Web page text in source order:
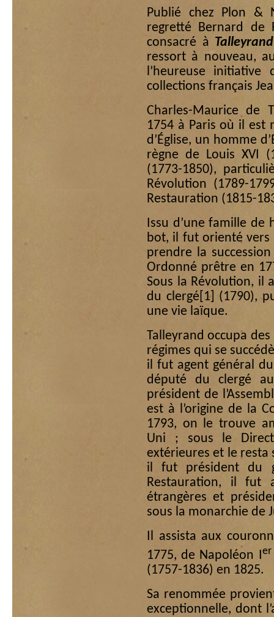
Publié chez Plon &
regretté Bernard de
consacré à
ressort à nouveau,
l’heureuse
collections français
Charles-Maurice de
1754 à Paris où il est
d’Église, un homme
règne de Louis XVI
(1773-1850),
Révolution (1789-
Restauration (1815-
Issu d’une famille
bot, il fut orienté vers
prendre la
Ordonné prêtre en
Sous la Révolution, il
du clergé[1]
(1790),
une vie laïque.
Talleyrand occupa
régimes qui se
il fut agent général
député du clergé
président de
est à l’origine de la
1793, on le trouve
Uni ; sous le
extérieures et le resta
il fut président du
Restauration, il fut
étrangères et
sous la monarchie de
Il assista aux
1775, de Napoléon Ier
(1757-1836) en 1825.
Sa renommée
exceptionnelle, dont